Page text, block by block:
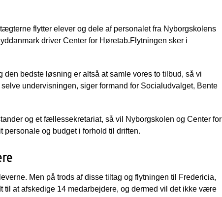
flytter elever og dele af personalet fra Nyborgskolens
driver Center for Høretab.Flytningen sker i
bedste løsning er altså at samle vores to tilbud, så vi
undervisningen, siger formand for Socialudvalget, Bente
og et fællessekretariat, så vil Nyborgskolen og Center for
og budget i forhold til driften.
Men på trods af disse tiltag og flytningen til Fredericia,
at afskedige 14 medarbejdere, og dermed vil det ikke være